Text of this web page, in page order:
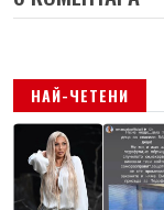
НАЙ-ЧЕТЕНИ